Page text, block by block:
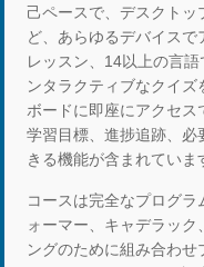
己ペースで、デスクトッ
ど、あらゆるデバイス
レッスン、14以上の言
ンタラクティブなクイズ
ボードに即座にアクセ
学習目標、進捗追跡、
きる機能が含まれていま
コースは完全なプログ
ォーマー、キャデラッ
ングのために組み合わ